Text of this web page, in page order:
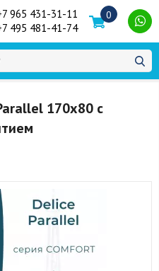
965 431-31-11
495 481-41-74
0
170x80 с